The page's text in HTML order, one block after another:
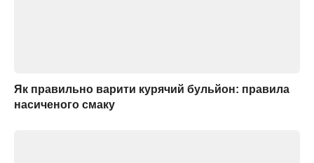
Як правильно варити курячий бульйон: правила
насиченого смаку